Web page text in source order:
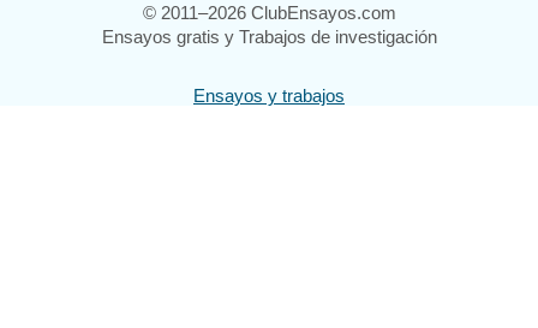
© 2011–2026 ClubEnsayos.com
Ensayos gratis y Trabajos de investigación
Ensayos y trabajos